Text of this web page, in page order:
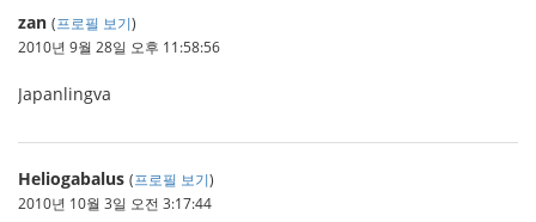
zan (프로필 보기)
2010년 9월 28일 오후 11:58:56
Japanlingva
Heliogabalus (프로필 보기)
2010년 10월 3일 오전 3:17:44